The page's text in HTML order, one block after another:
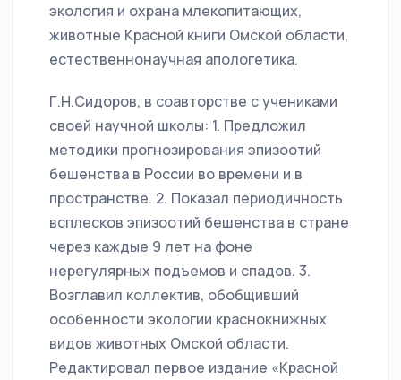
экология и охрана млекопитающих,
животные Красной книги Омской области,
естественнонаучная апологетика.
Г.Н.Сидоров, в соавторстве с учениками
своей научной школы: 1. Предложил
методики прогнозирования эпизоотий
бешенства в России во времени и в
пространстве. 2. Показал периодичность
всплесков эпизоотий бешенства в стране
через каждые 9 лет на фоне
нерегулярных подъемов и спадов. 3.
Возглавил коллектив, обобщивший
особенности экологии краснокнижных
видов животных Омской области.
Редактировал первое издание «Красной